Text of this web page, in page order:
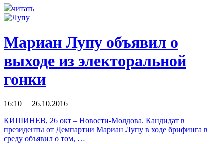
читать
Мариан Лупу объявил о
выходе из электоральной
гонки
16:10 26.10.2016
КИШИНЕВ, 26 окт – Новости-Молдова. Кандидат в
президенты от Демпартии Мариан Лупу в ходе брифинга в
среду объявил о том, …